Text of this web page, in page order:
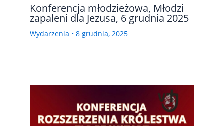
Konferencja młodzieżowa, Młodzi
zapaleni dla Jezusa, 6 grudnia 2025
Wydarzenia • 8 grudnia, 2025